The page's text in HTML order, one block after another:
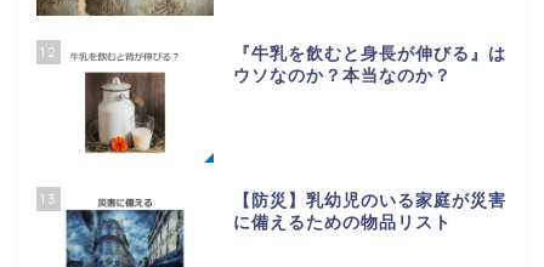
12
『牛乳を飲むと身長が伸びる』は
ウソなのか？本当なのか？
13
【防災】乳幼児のいる家庭が災害
に備えるための物品リスト